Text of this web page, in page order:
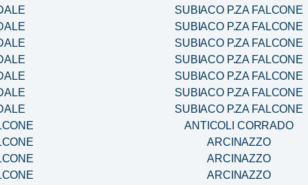
SUBIACO P.ZA FALCONE
SUBIACO P.ZA FALCONE
SUBIACO P.ZA FALCONE
SUBIACO P.ZA FALCONE
SUBIACO P.ZA FALCONE
SUBIACO P.ZA FALCONE
SUBIACO P.ZA FALCONE
ANTICOLI CORRADO
ARCINAZZO
ARCINAZZO
ARCINAZZO